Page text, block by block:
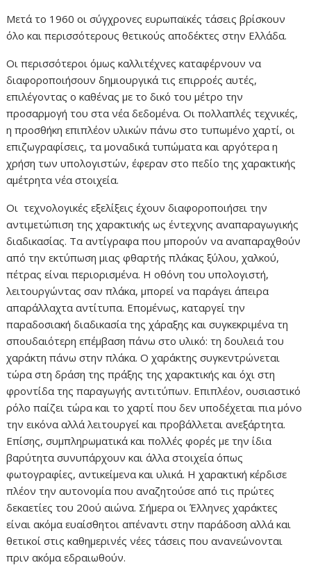
Μετά το 1960 οι σύγχρονες ευρωπαϊκές τάσεις βρίσκουν
όλο και περισσότερους θετικούς αποδέκτες στην Ελλάδα.
Οι περισσότεροι όμως καλλιτέχνες καταφέρνουν να
διαφοροποιήσουν δημιουργικά τις επιρροές αυτές,
επιλέγοντας ο καθένας με το δικό του μέτρο την
προσαρμογή του στα νέα δεδομένα. Οι πολλαπλές τεχνικές,
η προσθήκη επιπλέον υλικών πάνω στο τυπωμένο χαρτί, οι
επιζωγραφίσεις, τα μοναδικά τυπώματα και αργότερα η
χρήση των υπολογιστών, έφεραν στο πεδίο της χαρακτικής
αμέτρητα νέα στοιχεία.
Οι τεχνολογικές εξελίξεις έχουν διαφοροποιήσει την
αντιμετώπιση της χαρακτικής ως έντεχνης αναπαραγωγικής
διαδικασίας. Τα αντίγραφα που μπορούν να αναπαραχθούν
από την εκτύπωση μιας φθαρτής πλάκας ξύλου, χαλκού,
πέτρας είναι περιορισμένα. Η οθόνη του υπολογιστή,
λειτουργώντας σαν πλάκα, μπορεί να παράγει άπειρα
απαράλλαχτα αντίτυπα. Επομένως, καταργεί την
παραδοσιακή διαδικασία της χάραξης και συγκεκριμένα τη
σπουδαιότερη επέμβαση πάνω στο υλικό: τη δουλειά του
χαράκτη πάνω στην πλάκα. Ο χαράκτης συγκεντρώνεται
τώρα στη δράση της πράξης της χαρακτικής και όχι στη
φροντίδα της παραγωγής αντιτύπων. Επιπλέον, ουσιαστικό
ρόλο παίζει τώρα και το χαρτί που δεν υποδέχεται πια μόνο
την εικόνα αλλά λειτουργεί και προβάλλεται ανεξάρτητα.
Επίσης, συμπληρωματικά και πολλές φορές με την ίδια
βαρύτητα συνυπάρχουν και άλλα στοιχεία όπως
φωτογραφίες, αντικείμενα και υλικά. Η χαρακτική κέρδισε
πλέον την αυτονομία που αναζητούσε από τις πρώτες
δεκαετίες του 20ού αιώνα. Σήμερα οι Έλληνες χαράκτες
είναι ακόμα ευαίσθητοι απέναντι στην παράδοση αλλά και
θετικοί στις καθημερινές νέες τάσεις που ανανεώνονται
πριν ακόμα εδραιωθούν.